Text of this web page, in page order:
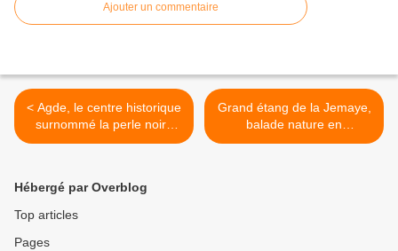
Ajouter un commentaire
< Agde, le centre historique
surnommé la perle noire
dans l'Hérault.
Grand étang de la Jemaye,
balade nature en
Dordogne. >
Hébergé par Overblog
Top articles
Pages